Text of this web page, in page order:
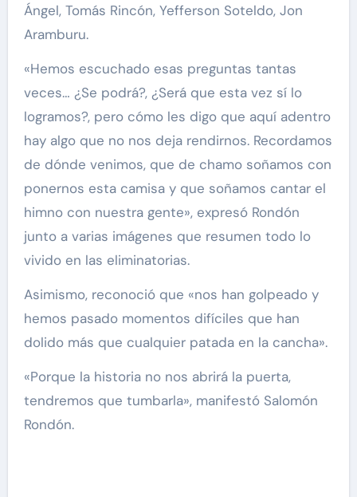
Ángel, Tomás Rincón, Yefferson Soteldo, Jon
Aramburu.
«Hemos escuchado esas preguntas tantas
veces… ¿Se podrá?, ¿Será que esta vez sí lo
logramos?, pero cómo les digo que aquí adentro
hay algo que no nos deja rendirnos. Recordamos
de dónde venimos, que de chamo soñamos con
ponernos esta camisa y que soñamos cantar el
himno con nuestra gente», expresó Rondón
junto a varias imágenes que resumen todo lo
vivido en las eliminatorias.
Asimismo, reconoció que «nos han golpeado y
hemos pasado momentos difíciles que han
dolido más que cualquier patada en la cancha».
«Porque la historia no nos abrirá la puerta,
tendremos que tumbarla», manifestó Salomón
Rondón.